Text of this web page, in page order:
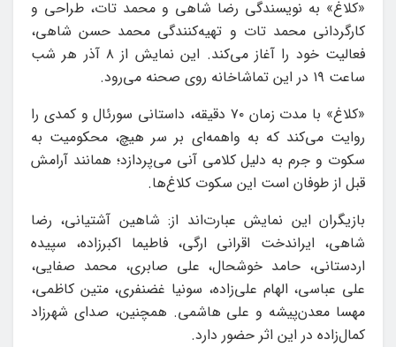
«کلاغ» به نویسندگی رضا شاهی و محمد تات، طراحی و
کارگردانی محمد تات و تهیه‌کنندگی محمد حسن شاهی،
فعالیت خود را آغاز می‌کند. این نمایش از ۸ آذر هر شب
ساعت ۱۹ در این تماشاخانه روی صحنه می‌رود.
«کلاغ» با مدت زمان ۷۰ دقیقه، داستانی سورئال و کمدی را
روایت می‌کند که به واهمه‌ای بر سر هیچ، محکومیت به
سکوت و جرم به دلیل کلامی آنی می‌پردازد؛ همانند آرامش
قبل از طوفان است این سکوت کلاغ‌ها.
بازیگران این نمایش عبارت‌اند از: شاهین آشتیانی، رضا
شاهی، ایراندخت اقرانی ارگی، فاطیما اکبرزاده، سپیده
اردستانی، حامد خوشحال، علی صابری، محمد صفایی،
علی عباسی، الهام علی‌زاده، سونیا غضنفری، متین کاظمی،
مهسا معدن‌پیشه و علی هاشمی. همچنین، صدای شهرزاد
کمال‌زاده در این اثر حضور دارد.